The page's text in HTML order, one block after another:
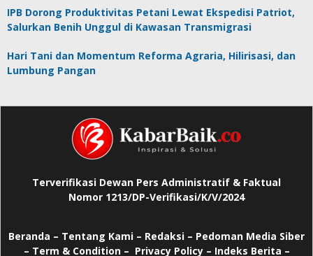
IPB Dorong Produktivitas Petani Lewat Ekspedisi Patriot,
Salurkan Benih Unggul di Kawasan Transmigrasi
Hari Tani dan Momentum Reforma Agraria, Hilirisasi, dan
Lumbung Pangan
Terverifikasi Dewan Pers Administratif & Faktual
Nomor 1213/DP-Verifikasi/K/V/2024
Beranda – Tentang Kami – Redaksi – Pedoman Media Siber
– Term & Condition – Privacy Policy– Indeks Berita –